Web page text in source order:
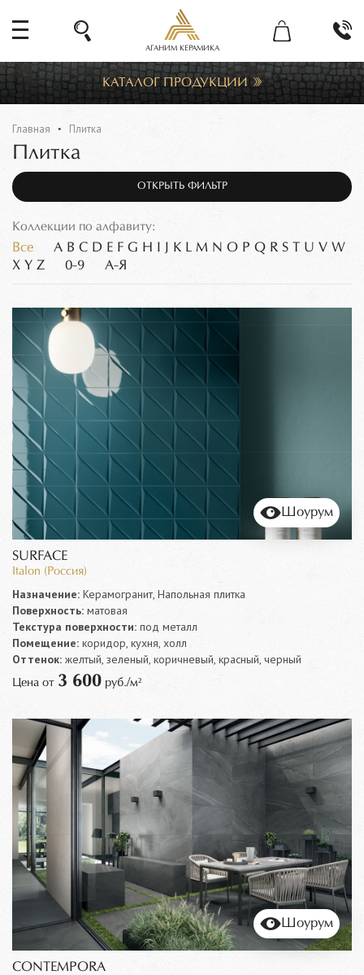
АГАНИМ КЕРАМИКА
КАТАЛОГ ПРОДУКЦИИ
Главная Плитка
Плитка
ОТКРЫТЬ ФИЛЬТР
Коллекции по алфавиту:
Все A B C D E F G H J K L M N O P Q R S T U V W
X Y Z 0-9 А-Я
Шоурум
SURFACE
Italon (Россия)
Назначение: Керамогранит, Напольная плитка
Поверхность: матовая
Текстура поверхности: под металл
Помещение: коридор, кухня, холл
Оттенок: желтый, зеленый, коричневый, красный, черный
Цена от 3 600 руб./м²
Шоурум
CONTEMPORA